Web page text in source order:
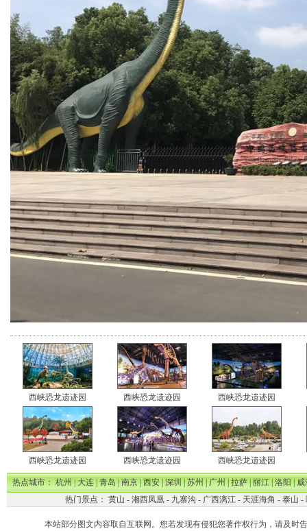
西峡恐龙遗迹园 西峡恐龙遗迹园 西峡恐龙遗迹园
西峡恐龙遗迹园 西峡恐龙遗迹园 西峡恐龙遗迹园
热点城市：杭州|大连|青岛|南京|西安|深圳|苏州|广州|拉萨|丽江|洛阳|威
热门景点： 黄山 - 湘西凤凰- 九寨沟 - 广西漓江- 天涯海角 - 泰山 -
本站部分图文内容取自互联网。您若发现有侵犯您著作权行为，请及时